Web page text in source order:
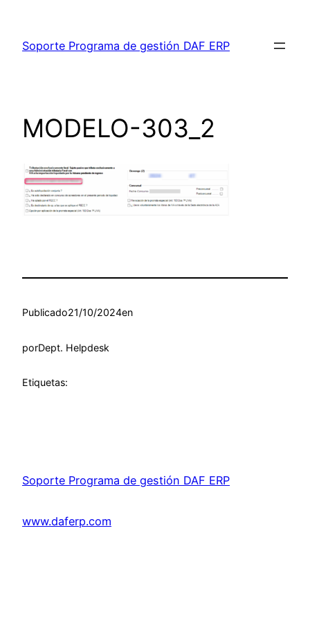
contenido
Soporte Programa de gestión DAF ERP
MODELO-303_2
Publicado21/10/2024en
porDept. Helpdesk
Etiquetas:
Soporte Programa de gestión DAF ERP
www.daferp.com